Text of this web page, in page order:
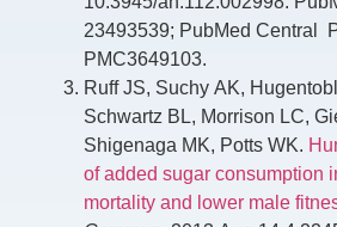
23493539; PubMed Central
PMC3649103.
Ruff JS, Suchy AK,
Schwartz BL, Morrison LC,
Shigenaga MK, Potts WK.
of added sugar consumption
mortality and lower male